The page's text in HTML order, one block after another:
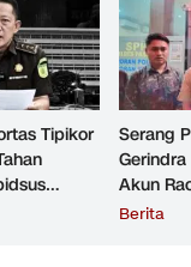
Tipikor
Serang
Akun
Resmi
Berita